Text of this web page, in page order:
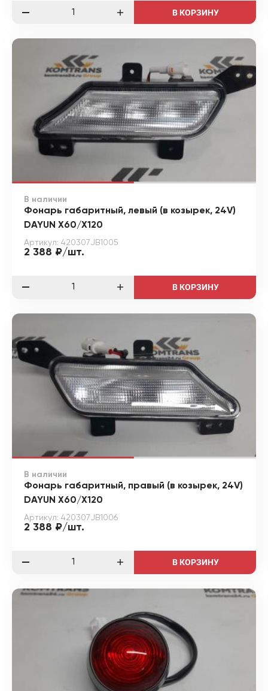
В КОРЗИНУ
В наличии
Фонарь габаритный, левый (в козырек, 24V)
DAYUN X60/X120
Артикул: 420307JB1005
2 388 ₽/шт.
В КОРЗИНУ
В наличии
Фонарь габаритный, правый (в козырек, 24V)
DAYUN X60/X120
Артикул: 420307JB1006
2 388 ₽/шт.
В КОРЗИНУ